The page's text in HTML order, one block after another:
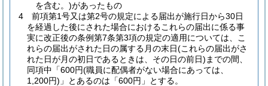
を含む。)があったもの
4
前項第1号又は第2号の規定による届出が施行日から30日
を経過した後にされた場合におけるこれらの届出に係る事
実に改正後の条例第7条第3項の規定の適用については、こ
れらの届出がされた日の属する月の末日(これらの届出がさ
れた日が月の初日であるときは、その日の前日) までの間、
同項中「600円(職員に配偶者がない場合にあっては、
1,200円) 」とあるのは「600円」とする。